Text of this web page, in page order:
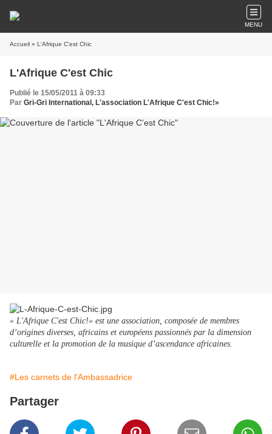
MENU
Accueil » L'Afrique C'est Chic
L'Afrique C'est Chic
Publié le 15/05/2011 à 09:33
Par Gri-Gri International, L'association L'Afrique C'est Chic!»
« L'Afrique C'est Chic!» est une association, composée de membres
d’origines diverses, africains et européens passionnés par la dimension
culturelle et la promotion de la musique d’ascendance africaines.
#Les carnets de l'Ambassadrice
Partager